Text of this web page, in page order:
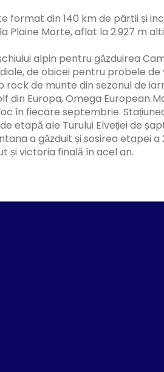
format din 140 km de pârtii și
Plaine Morte, aflat la 2.927 m
alpin pentru găzduirea
de obicei pentru probele
de munte din sezonul de
din Europa, Omega European
în fiecare septembrie.
etapă ale Turului Elveției de
a găzduit și sosirea etapei a
și victoria finală în acel an.